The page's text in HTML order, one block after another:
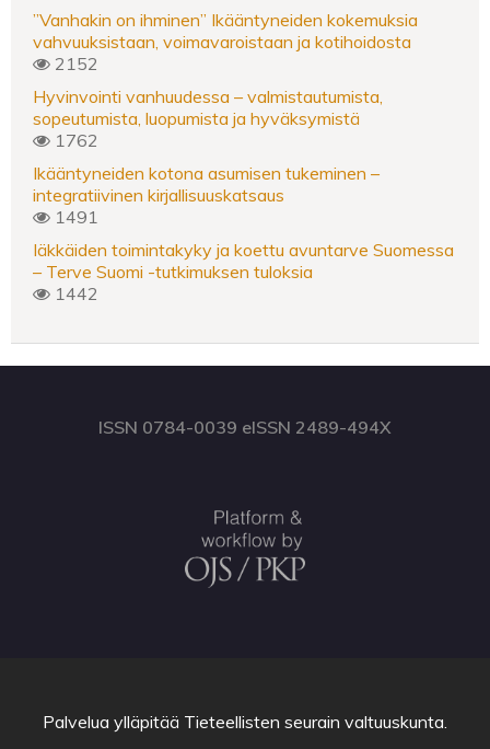
”Vanhakin on ihminen” Ikääntyneiden kokemuksia
vahvuuksistaan, voimavaroistaan ja kotihoidosta
2152
Hyvinvointi vanhuudessa – valmistautumista,
sopeutumista, luopumista ja hyväksymistä
1762
Ikääntyneiden kotona asumisen tukeminen –
integratiivinen kirjallisuuskatsaus
1491
Iäkkäiden toimintakyky ja koettu avuntarve Suomessa
– Terve Suomi -tutkimuksen tuloksia
1442
ISSN 0784-0039 eISSN 2489-494X
Palvelua ylläpitää Tieteellisten seurain valtuuskunta.